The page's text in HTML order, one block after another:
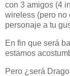
con 3 amigos (4
wireless (pero no
personaje a tu
En fin que será
estamos
Pero ¿será